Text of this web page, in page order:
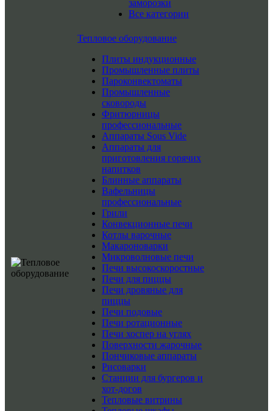
заморозки
Все категории
Тепловое оборудование
Плиты индукционные
Промышленные плиты
Пароконвектоматы
Промышленные
сковороды
Фритюрницы
профессиональные
Аппараты Sous Vide
Аппараты для
приготовления горячих
напитков
Блинные аппараты
Вафельницы
профессиональные
Грили
Конвекционные печи
Котлы варочные
Макароноварки
Микроволновые печи
Печи высокоскоростные
Печи для пиццы
Печи дровяные для
пиццы
Печи подовые
Печи ротационные
Печи хоспер на углях
Поверхности жарочные
Пончиковые аппараты
Рисоварки
Станции для бургеров и
хот-догов
Тепловые витрины